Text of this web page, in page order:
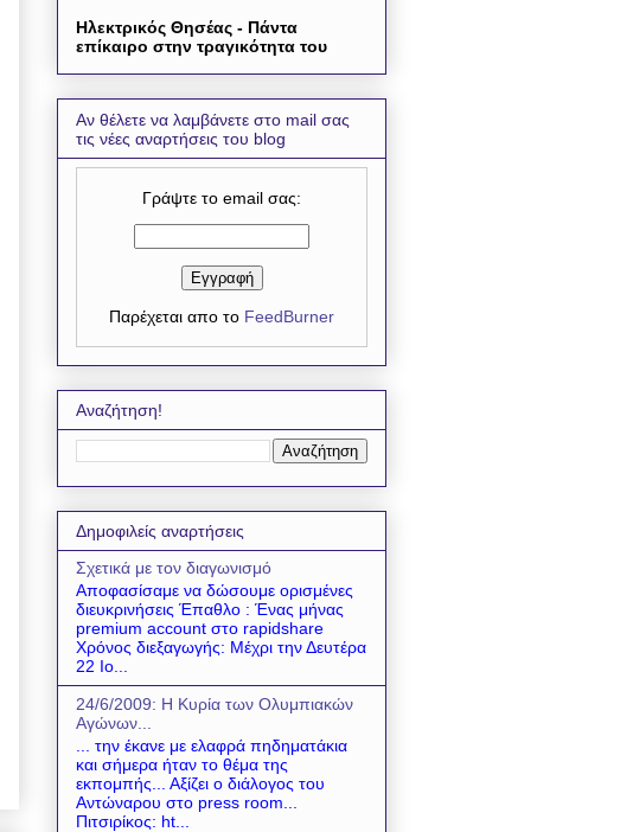
Ηλεκτρικός Θησέας - Πάντα
επίκαιρο στην τραγικότητα του
Αν θέλετε να λαμβάνετε στο mail σας
τις νέες αναρτήσεις του blog
Γράψτε το email σας:
Παρέχεται απο το FeedBurner
Αναζήτηση!
Δημοφιλείς αναρτήσεις
Σχετικά με τον διαγωνισμό
Αποφασίσαμε να δώσουμε ορισμένες
διευκρινήσεις Έπαθλο : Ένας μήνας
premium account στο rapidshare
Χρόνος διεξαγωγής: Μέχρι την Δευτέρα
22 Ιο...
24/6/2009: Η Κυρία των Ολυμπιακών
Αγώνων...
... την έκανε με ελαφρά πηδηματάκια
και σήμερα ήταν το θέμα της
εκπομπής... Αξίζει ο διάλογος του
Αντώναρου στο press room...
Πιτσιρίκος: ht...